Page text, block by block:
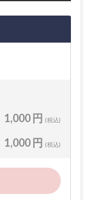
1,000 円 (税込)
1,000 円 (税込)